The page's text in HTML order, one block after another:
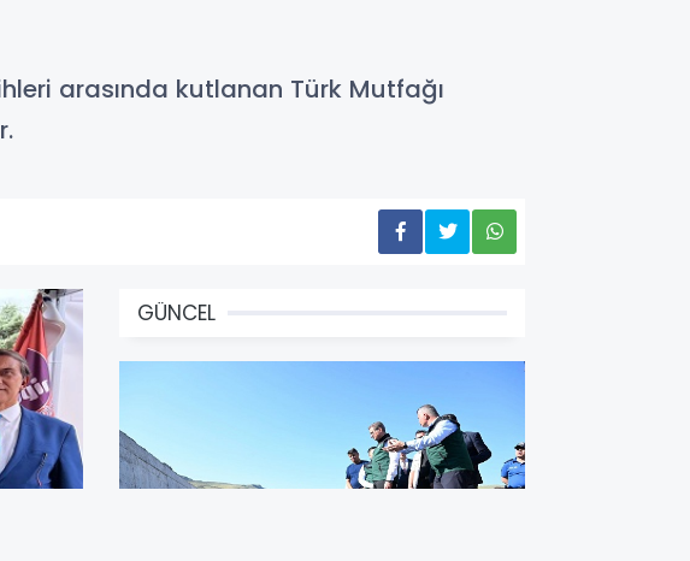
arasında kutlanan Türk Mutfağı
GÜNCEL